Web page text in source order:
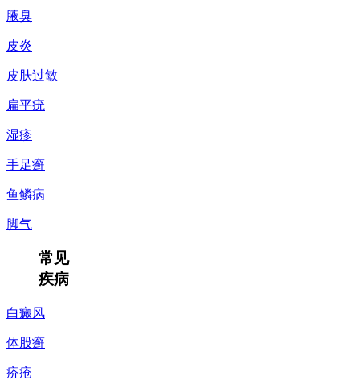
腋臭
皮炎
皮肤过敏
扁平疣
湿疹
手足癣
鱼鳞病
脚气
常见
疾病
白癜风
体股癣
疥疮